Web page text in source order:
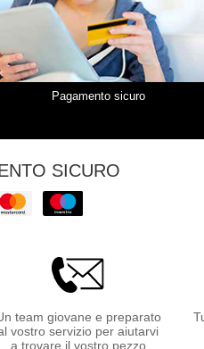
Pagamento sicuro
SICURO
team giovane e preparato
vostro servizio per aiutarvi
a trovare il vostro pezzo